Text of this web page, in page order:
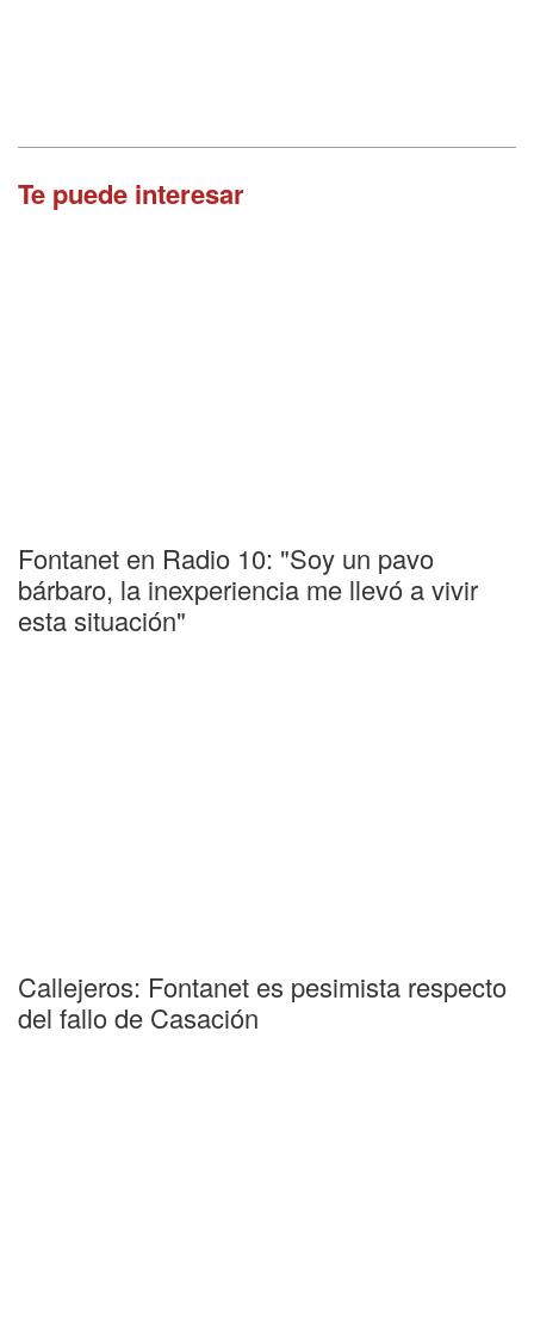
Te puede interesar
Fontanet en Radio 10: "Soy un pavo
bárbaro, la inexperiencia me llevó a vivir
esta situación"
Callejeros: Fontanet es pesimista respecto
del fallo de Casación